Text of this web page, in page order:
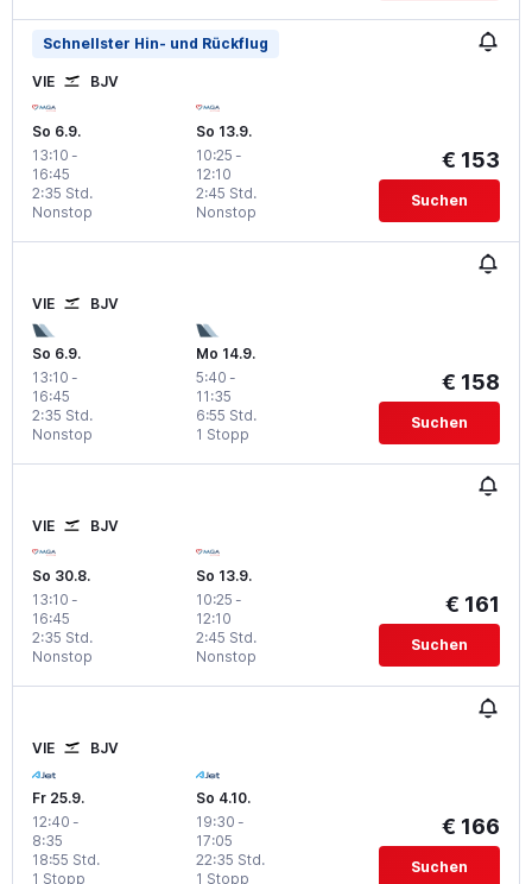
Schnellster Hin- und Rückflug
VIE BJV
So 6.9.
13:10 -
16:45
Nonstop
2:35 Std.
So 13.9.
10:25 -
12:10
Nonstop
2:45 Std.
€ 153
Suchen
VIE BJV
So 6.9.
13:10 -
16:45
Nonstop
2:35 Std.
Mo 14.9.
5:40 -
11:35
1 Stopp
6:55 Std.
€ 158
Suchen
VIE BJV
So 30.8.
13:10 -
16:45
Nonstop
2:35 Std.
So 13.9.
10:25 -
12:10
Nonstop
2:45 Std.
€ 161
Suchen
VIE BJV
Fr 25.9.
12:40 -
8:35
1 Stopp
18:55 Std.
So 4.10.
19:30 -
17:05
1 Stopp
22:35 Std.
€ 166
Suchen